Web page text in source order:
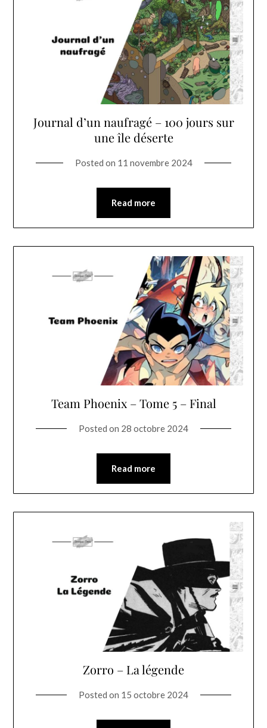
Journal d’un naufragé – 100 jours sur
une île déserte
Posted on 11 novembre 2024
Read more
Team Phoenix – Tome 5 – Final
Posted on 28 octobre 2024
Read more
Zorro – La légende
Posted on 15 octobre 2024